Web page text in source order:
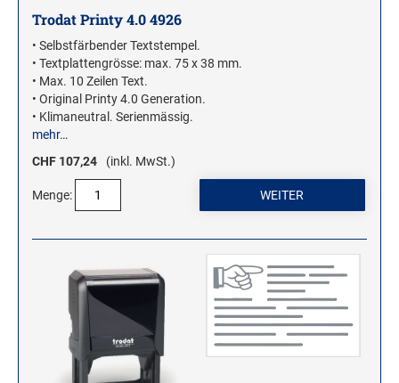
Trodat Printy 4.0 4926
• Selbstfärbender Textstempel.
• Textplattengrösse: max. 75 x 38 mm.
• Max. 10 Zeilen Text.
• Original Printy 4.0 Generation.
• Klimaneutral. Serienmässig.
mehr…
CHF 107,24
(inkl. MwSt.)
Menge: